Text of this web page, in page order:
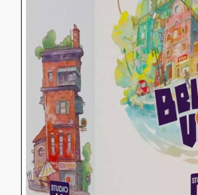
Naruto Mythos
Autres
Tapis de jeu